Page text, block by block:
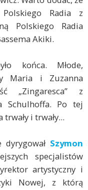
Radia z
Polskiego Radia
Akiki.
końca. Młode,
Maria i Zuzanna
„Zingaresca” z
Schulhoffa. Po tej
i trwały...
Szymon
specjalistów
artystyczny i
Nowej, z którą